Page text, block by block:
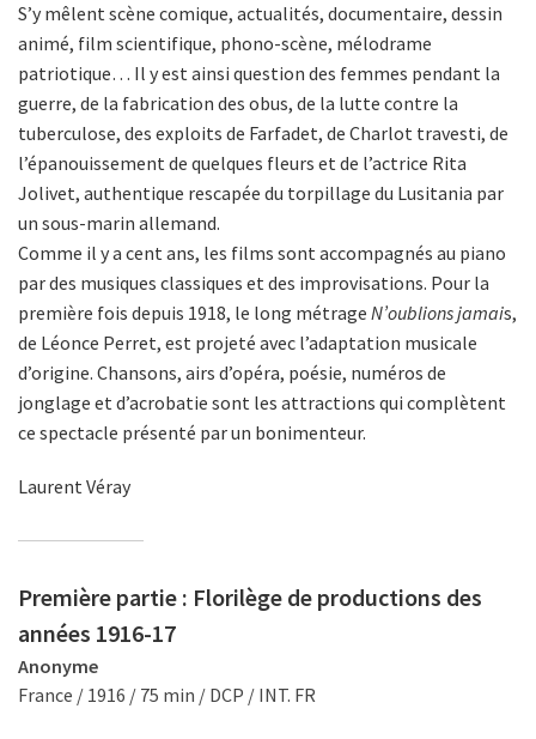
S’y mêlent scène comique, actualités, documentaire, dessin
animé, film scientifique, phono-scène, mélodrame
patriotique… Il y est ainsi question des femmes pendant la
guerre, de la fabrication des obus, de la lutte contre la
tuberculose, des exploits de Farfadet, de Charlot travesti, de
l’épanouissement de quelques fleurs et de l’actrice Rita
Jolivet, authentique rescapée du torpillage du Lusitania par
un sous-marin allemand.
Comme il y a cent ans, les films sont accompagnés au piano
par des musiques classiques et des improvisations. Pour la
première fois depuis 1918, le long métrage N’oublions jamais,
de Léonce Perret, est projeté avec l’adaptation musicale
d’origine. Chansons, airs d’opéra, poésie, numéros de
jonglage et d’acrobatie sont les attractions qui complètent
ce spectacle présenté par un bonimenteur.
Laurent Véray
Première partie : Florilège de productions des
années 1916-17
Anonyme
France / 1916 / 75 min / DCP / INT. FR